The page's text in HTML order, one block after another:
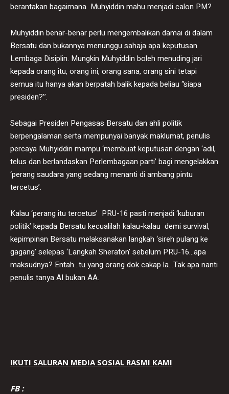
berantakan bagaimana Muhyiddin mahu menjadi calon PM?
Muhyiddin benar-benar perlu mengembalikan damai di dalam
Bersatu dan bukannya menunggu sahaja apa keputusan
Lembaga Disiplin. Mungkin Muhyiddin boleh menuding jari
kepada orang itu, orang ini, orang sana, orang sini tetapi
semua itu hanya akan berpatah balik kepada beliau ‘’siapa
presiden?’’.
Sebagai Presiden Pengasas Bersatu dan ahli politik
berpengalaman serta mempunyai banyak maklumat, penulis
percaya Muhyiddin mampu ‘membuat keputusan dengan ‘adil,
telus dan berlandaskan Perlembagaan parti’ bagi mengelakkan
‘perang saudara yang sedang menanti di ambang pintu
tercetus’.
Kalau ‘perang itu tercetus’ PRU-16 pasti menjadi ‘kuburan
politik’ kepada Bersatu kecualilah kalau-kalau demi survival,
kepimpinan Bersatu melaksanakan langkah ‘sireh pulang ke
gagang’ selepas ‘Langkah Sheraton’ sebelum PRU-16…apa
maksudnya? Entah…tu yang orang dok cakap la…Tak apa nanti
penulis tanya AI bukan AA.
IKUTI SALURAN MEDIA SOSIAL RASMI KAMI
FB :